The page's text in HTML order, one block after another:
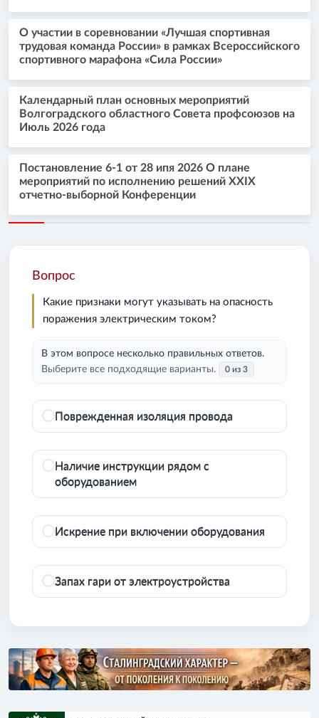
О участии в соревновании «Лучшая спортивная
трудовая команда России» в рамках Всероссийского
спортивного марафона «Сила России»
Календарный план основных мероприятий
Волгоградского областного Совета профсоюзов на
Июль 2026 года
Постановление 6-1 от 28 ипя 2026 О плане
мероприятий по исполнению решений XXIX
отчетно-выборной Конференции
Вопрос
Какие признаки могут указывать на опасность
поражения электрическим током?
В этом вопросе несколько правильных ответов.
Выберите все подходящие варианты.
0 из 3
Поврежденная изоляция провода
Наличие инструкции рядом с
оборудованием
Искрение при включении оборудования
Запах гари от электроустройства